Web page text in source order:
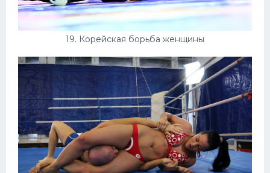
19. Корейская борьба женщины